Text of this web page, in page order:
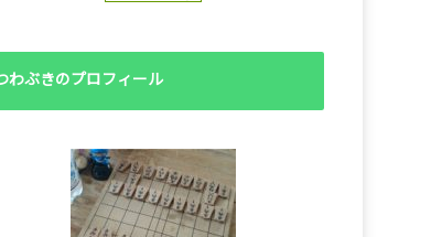
わぶきのプロフィール